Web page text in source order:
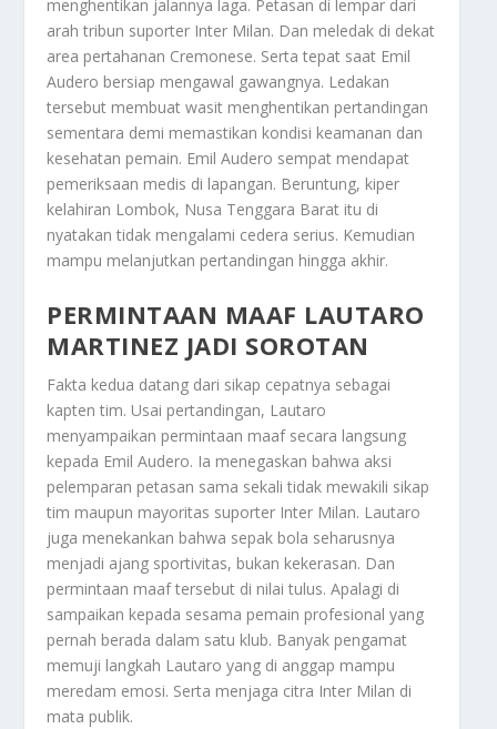
menghentikan jalannya laga. Petasan di lempar dari
arah tribun suporter Inter Milan. Dan meledak di dekat
area pertahanan Cremonese. Serta tepat saat Emil
Audero bersiap mengawal gawangnya. Ledakan
tersebut membuat wasit menghentikan pertandingan
sementara demi memastikan kondisi keamanan dan
kesehatan pemain. Emil Audero sempat mendapat
pemeriksaan medis di lapangan. Beruntung, kiper
kelahiran Lombok, Nusa Tenggara Barat itu di
nyatakan tidak mengalami cedera serius. Kemudian
mampu melanjutkan pertandingan hingga akhir.
PERMINTAAN MAAF LAUTARO
MARTINEZ JADI SOROTAN
Fakta kedua datang dari sikap cepatnya sebagai
kapten tim. Usai pertandingan, Lautaro
menyampaikan permintaan maaf secara langsung
kepada Emil Audero. Ia menegaskan bahwa aksi
pelemparan petasan sama sekali tidak mewakili sikap
tim maupun mayoritas suporter Inter Milan. Lautaro
juga menekankan bahwa sepak bola seharusnya
menjadi ajang sportivitas, bukan kekerasan. Dan
permintaan maaf tersebut di nilai tulus. Apalagi di
sampaikan kepada sesama pemain profesional yang
pernah berada dalam satu klub. Banyak pengamat
memuji langkah Lautaro yang di anggap mampu
meredam emosi. Serta menjaga citra Inter Milan di
mata publik.